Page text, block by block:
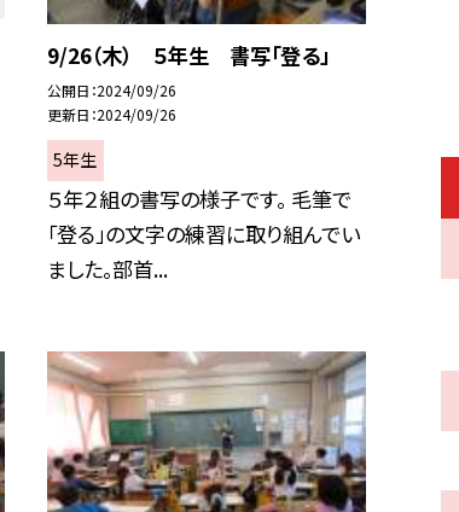
9/26（木） ５年生 書写「登る」
公開日 2024/09/26
更新日 2024/09/26
5年生
５年２組の書写の様子です。 毛筆で
「登る」の文字の練習に取り組んでい
ました。部首...